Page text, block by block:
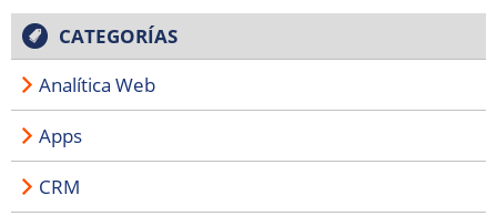
CATEGORÍAS
Analítica Web
Apps
CRM